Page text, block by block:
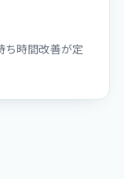
ち時間改善が定